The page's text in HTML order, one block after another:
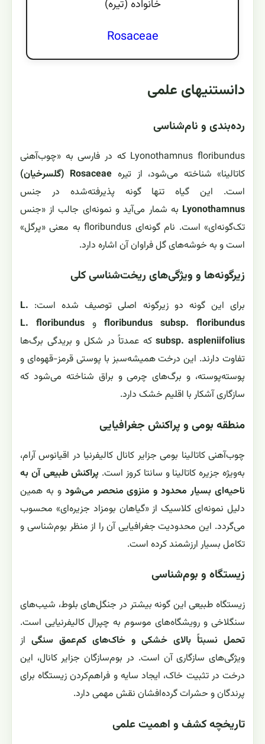
خانواده (تيره)
Rosaceae
دانستنیهای علمی
رده‌بندی و نام‌شناسی
Lyonothamnus floribundus که در فارسی به «چوب‌آهنی
کاتالینا» شناخته می‌شود، از تیره Rosaceae (گلسرخیان)
است. این گیاه تنها گونه پذیرفته‌شده در جنس
Lyonothamnus به شمار می‌آید و نمونه‌ای جالب از «جنس
تک‌گونه‌ای» است. نام گونه‌ای floribundus به معنی «پرگل»
است و به خوشه‌های گل فراوان آن اشاره دارد.
زیرگونه‌ها و ویژگی‌های ریخت‌شناسی کلی
برای این گونه دو زیرگونه اصلی توصیف شده است: L.
floribundus subsp. floribundusوL. floribundus
subsp. aspleniifoliusکه عمدتاً در شکل و بریدگی برگ‌ها
تفاوت دارند. این درخت همیشه‌سبز با پوستی قرمز-قهوه‌ای و
پوسته‌پوسته، و برگ‌های چرمی و براق شناخته می‌شود که
سازگاری آشکار با اقلیم خشک دارد.
منطقه بومی و پراکنش جغرافیایی
چوب‌آهنی کاتالینا بومی جزایر کانال کالیفرنیا در اقیانوس آرام،
به‌ویژه جزیره کاتالینا و سانتا کروز است. پراکنش طبیعی آن به
ناحیه‌ای بسیار محدود و منزوی منحصر می‌شود و به همین
دلیل نمونه‌ای کلاسیک از «گیاهان بومزاد جزیره‌ای» محسوب
می‌گردد. این محدودیت جغرافیایی آن را از منظر بوم‌شناسی و
تکامل بسیار ارزشمند کرده است.
زیستگاه و بوم‌شناسی
زیستگاه طبیعی این گونه بیشتر در جنگل‌های بلوط، شیب‌های
سنگلاخی و رویشگاه‌های موسوم به چپرال کالیفرنیایی است.
تحمل نسبتاً بالای خشکی و خاک‌های کم‌عمق سنگی از
ویژگی‌های سازگاری آن است. در بوم‌سازگان جزایر کانال، این
درخت در تثبیت خاک، ایجاد سایه و فراهم‌کردن زیستگاه برای
پرندگان و حشرات گرده‌افشان نقش مهمی دارد.
تاریخچه کشف و اهمیت علمی